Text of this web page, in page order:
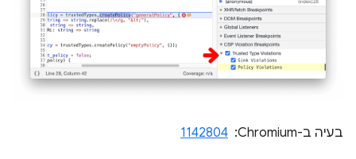
בעיה ב-Chromium: ‏ 1142804